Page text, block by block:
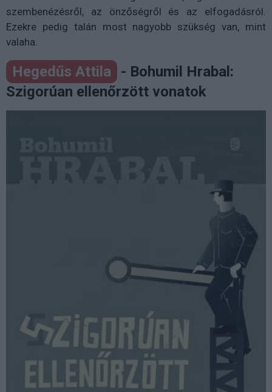
szembenézésről, az önzőségről és az elfogadásról.
Ezekre pedig talán most nagyobb szükség van, mint
valaha.
Hegedűs Attila
- Bohumil Hrabal:
Szigorúan ellenőrzött vonatok